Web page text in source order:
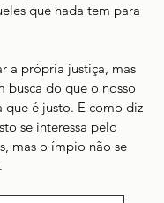
que nada tem para
a própria justiça, mas
busca do que o nosso
que é justo. E como diz
se interessa pelo
mas o ímpio não se